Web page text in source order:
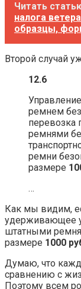
Читать
налога
образцы,
Второй случай
12.6
ремнем
перевозка
ремнями
ремни
размере
…
Как мы видим,
удерживающее
штатными
размере 1000
Думаю, что
сравнению с
Поэтому всем